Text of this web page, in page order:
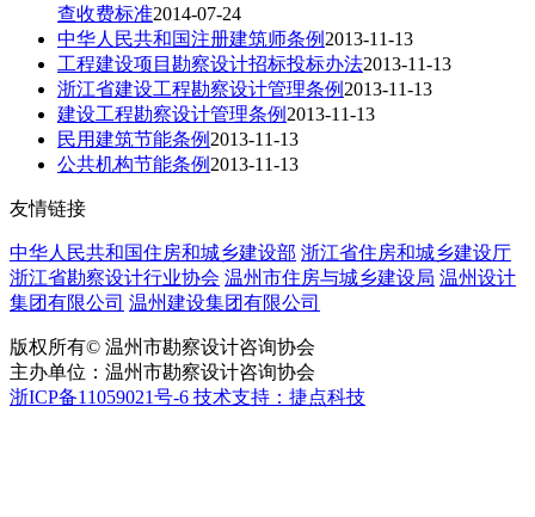
查收费标准2014-07-24
中华人民共和国注册建筑师条例 2013-11-13
工程建设项目勘察设计招标投标办法2013-11-13
浙江省建设工程勘察设计管理条例 2013-11-13
建设工程勘察设计管理条例 2013-11-13
民用建筑节能条例 2013-11-13
公共机构节能条例 2013-11-13
友情链接
中华人民共和国住房和城乡建设部 浙江省住房和城乡建设厅
浙江省勘察设计行业协会 温州市住房与城乡建设局 温州设计
集团有限公司 温州建设集团有限公司
版权所有© 温州市勘察设计咨询协会
主办单位：温州市勘察设计咨询协会
浙ICP备11059021号-6 技术支持：捷点科技